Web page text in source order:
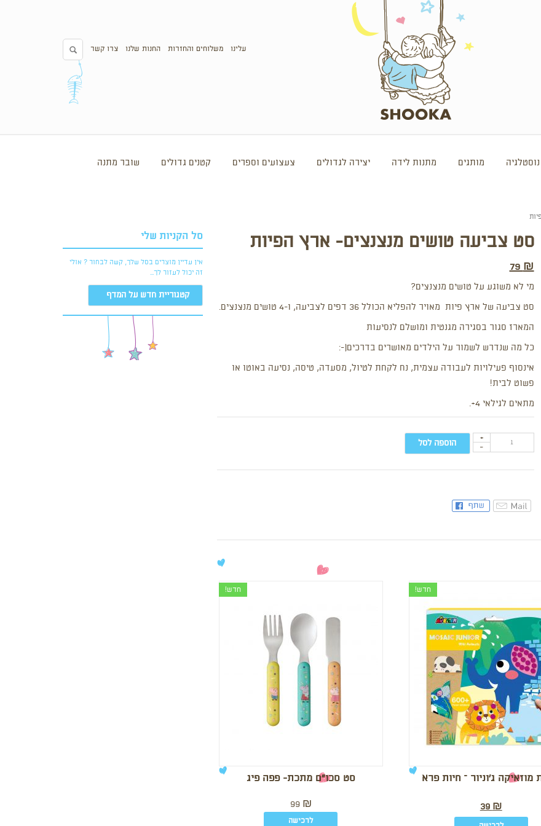
עלינו משלוחים והחזרות החנות שלנו צרו קשר
נוסטלגיה מותגים מתנות לידה יצירה לגדולים צעצועים וספרים קטנים גדולים שובר מתנה
סט צביעה טושים מנצנצים- ארץ הפיות
79 ₪
מי לא משוגע על טושים מנצנצים?
סט צביעה של ארץ פיות מאויר להפליא הכולל 36 דפים לצביעה, ו-4 טושים מנצנצים.
המארז סגור בסגירה מגנטית ומושלם לנסיעות
כל מה שנדרש לשמור על הילדים מאושרים בדרכים(-:
אינסוף פעילויות לעבודה עצמית, נח לקחת לטיול, מסעדה, טיסה, נסיעה באוטו או
פשוט לבית!
מתאים לגילאי 4+.
-
+ הוספה לסל
סל הקניות שלי
אין עדיין מוצרים בסל שלך, קשה לבחור ? אולי
זה יכול לעזור לך...
קטגוריית חדש על המדף
חדש!
מוזאיקה ג’וניור – חיות פרא
39 ₪
חדש!
סט סכו”ם מתכת- פפה פיג
99 ₪
לרכישה